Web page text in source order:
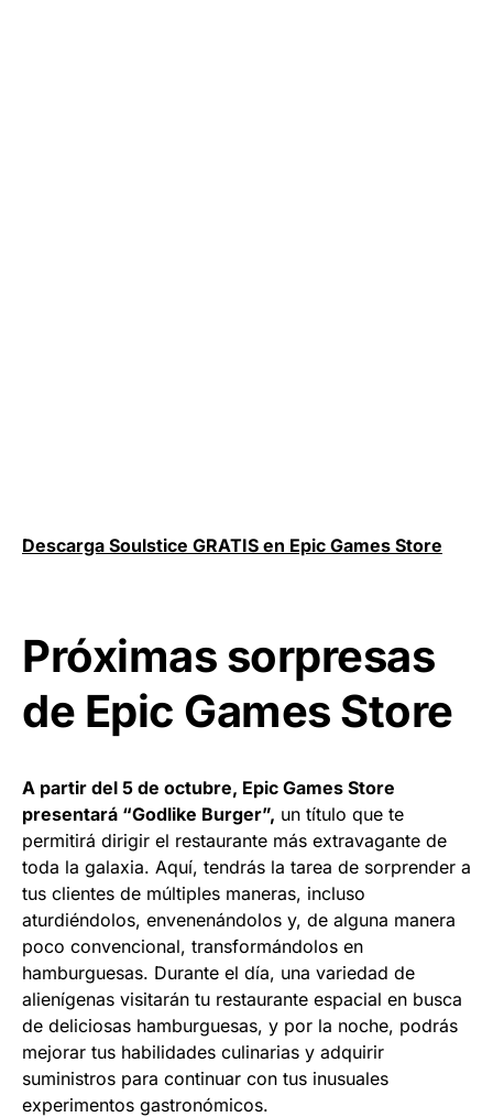
Descarga Soulstice GRATIS en Epic Games Store
Próximas sorpresas
de Epic Games Store
A partir del 5 de octubre, Epic Games Store
presentará “Godlike Burger”, un título que te
permitirá dirigir el restaurante más extravagante de
toda la galaxia. Aquí, tendrás la tarea de sorprender a
tus clientes de múltiples maneras, incluso
aturdiéndolos, envenenándolos y, de alguna manera
poco convencional, transformándolos en
hamburguesas. Durante el día, una variedad de
alienígenas visitarán tu restaurante espacial en busca
de deliciosas hamburguesas, y por la noche, podrás
mejorar tus habilidades culinarias y adquirir
suministros para continuar con tus inusuales
experimentos gastronómicos.